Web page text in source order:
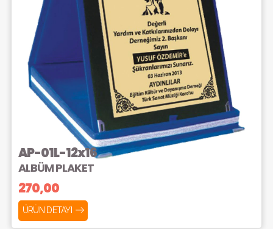
AP-01L-12x16
ALBÜM PLAKET
270,00
ÜRÜN DETAYI